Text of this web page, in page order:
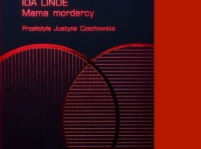
DODAJ DO KOSZYKA / SZCZEGÓŁY